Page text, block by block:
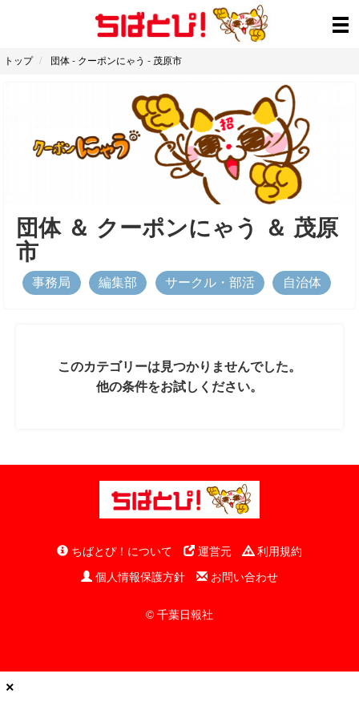
トップ 団体 - クーポンにゃう - 茂原市
団体＆ クーポンにゃう ＆ 茂原
市
事務局 編集部 サークル・部活 自治体
このカテゴリーは見つかりませんでした。
他の条件をお試しください。
ちばとぴ！について 運営元
利用規約
個人情報保護方針
お問い合わせ
© 千葉日報社
×